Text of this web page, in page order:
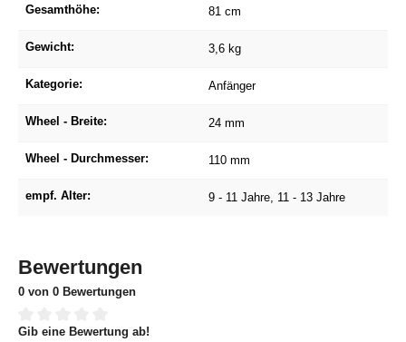
Gesamthöhe: 81 cm
Gewicht: 3,6 kg
Kategorie: Anfänger
Wheel - Breite: 24 mm
Wheel - Durchmesser: 110 mm
empf. Alter: 9 - 11 Jahre , 11 - 13 Jahre
Bewertungen
0 von 0 Bewertungen
Durchschnittliche Bewertung von 0 von 5 Sternen
Gib eine Bewertung ab!